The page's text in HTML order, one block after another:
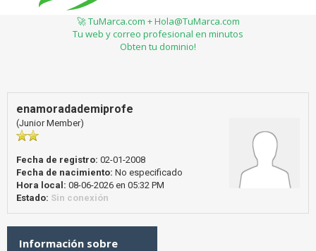
🚀 TuMarca.com + Hola@TuMarca.com
Tu web y correo profesional en minutos
Obten tu dominio!
enamoradademiprofe
(Junior Member)
Fecha de registro: 02-01-2008
Fecha de nacimiento: No especificado
Hora local: 08-06-2026 en 05:32 PM
Estado: Sin conexión
Información sobre